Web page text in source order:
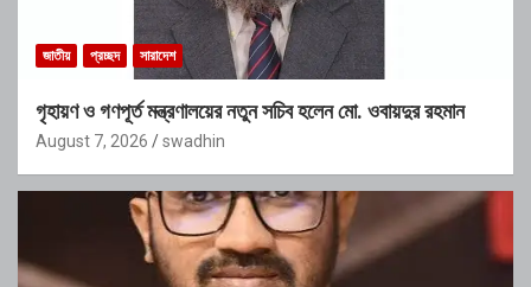
জাতীয় প্রচ্ছদ সারাদেশ
গৃহায়ণ ও গণপূর্ত মন্ত্রণালয়ের নতুন সচিব হলেন মো. ওবায়দুর রহমান
August 7, 2026 swadhin